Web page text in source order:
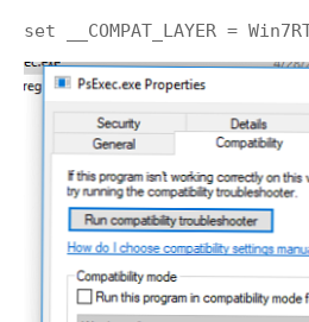
set __COMPAT_LAYER =